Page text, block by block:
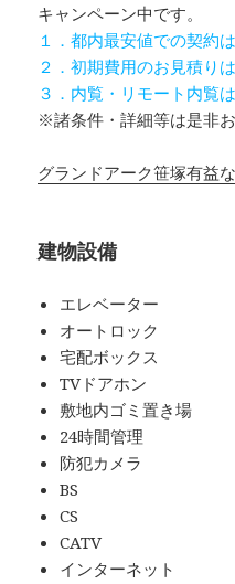
キャンペーン中です。
１．都内最安値での契約
２．初期費用のお見積り
３．内覧・リモート内覧
※諸条件・詳細等は是非お
グランドアーク笹塚有益
建物設備
エレベーター
オートロック
宅配ボックス
TVドアホン
敷地内ゴミ置き場
24時間管理
防犯カメラ
BS
CS
CATV
インターネット